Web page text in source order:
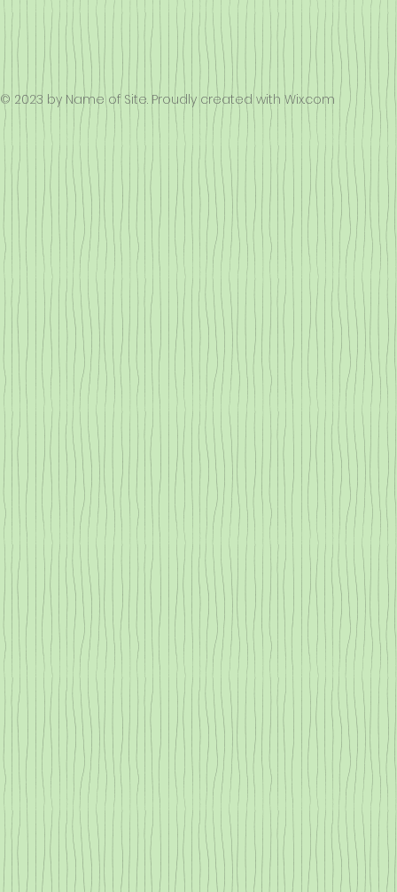
© 2023 by Name of Site. Proudly created with Wix.com